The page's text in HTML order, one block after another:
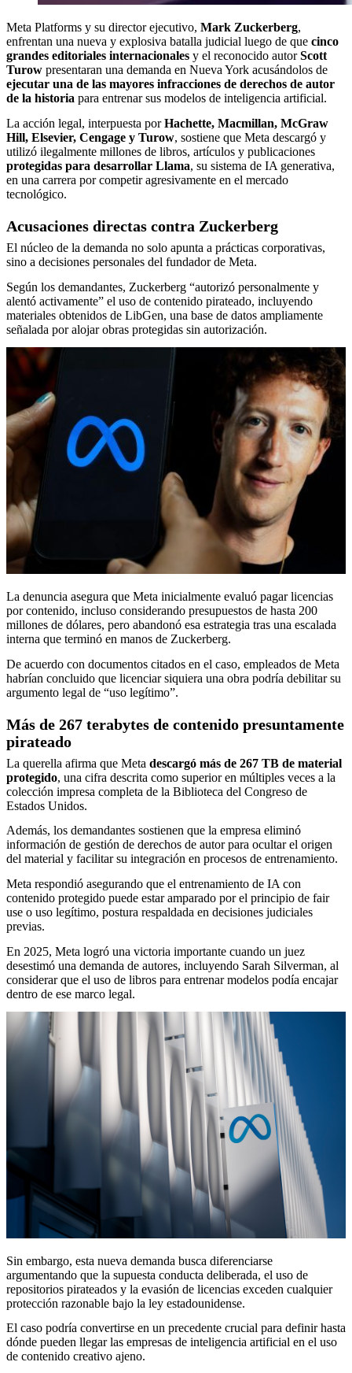
Meta Platforms y su director ejecutivo, Mark Zuckerberg,
enfrentan una nueva y explosiva batalla judicial luego de que cinco
grandes editoriales internacionales y el reconocido autorScott
Turow presentaran una demanda en Nueva York acusándolos de
ejecutar una de las mayores infracciones de derechos de autor
de la historia para entrenar sus modelos de inteligencia artificial.
La acción legal, interpuesta porHachette, Macmillan, McGraw
Hill, Elsevier, Cengage y Turow, sostiene que Meta descargó y
utilizó ilegalmente millones de libros, artículos y publicaciones
protegidas para desarrollar Llama, su sistema de IA generativa,
en una carrera por competir agresivamente en el mercado
tecnológico.
Acusaciones directas contra Zuckerberg
El núcleo de la demanda no solo apunta a prácticas corporativas,
sino a decisiones personales del fundador de Meta.
Según los demandantes, Zuckerberg “autorizó personalmente y
alentó activamente” el uso de contenido pirateado, incluyendo
materiales obtenidos de LibGen, una base de datos ampliamente
señalada por alojar obras protegidas sin autorización.
La denuncia asegura que Meta inicialmente evaluó pagar licencias
por contenido, incluso considerando presupuestos de hasta 200
millones de dólares, pero abandonó esa estrategia tras una escalada
interna que terminó en manos de Zuckerberg.
De acuerdo con documentos citados en el caso, empleados de Meta
habrían concluido que licenciar siquiera una obra podría debilitar su
argumento legal de “uso legítimo”.
Más de 267 terabytes de contenido presuntamente
pirateado
La querella afirma que Meta descargó más de 267 TB de material
protegido, una cifra descrita como superior en múltiples veces a la
colección impresa completa de la Biblioteca del Congreso de
Estados Unidos.
Además, los demandantes sostienen que la empresa eliminó
información de gestión de derechos de autor para ocultar el origen
del material y facilitar su integración en procesos de entrenamiento.
Meta respondió asegurando que el entrenamiento de IA con
contenido protegido puede estar amparado por el principio de fair
use o uso legítimo, postura respaldada en decisiones judiciales
previas.
En 2025, Meta logró una victoria importante cuando un juez
desestimó una demanda de autores, incluyendo Sarah Silverman, al
considerar que el uso de libros para entrenar modelos podía encajar
dentro de ese marco legal.
Sin embargo, esta nueva demanda busca diferenciarse
argumentando que la supuesta conducta deliberada, el uso de
repositorios pirateados y la evasión de licencias exceden cualquier
protección razonable bajo la ley estadounidense.
El caso podría convertirse en un precedente crucial para definir hasta
dónde pueden llegar las empresas de inteligencia artificial en el uso
de contenido creativo ajeno.